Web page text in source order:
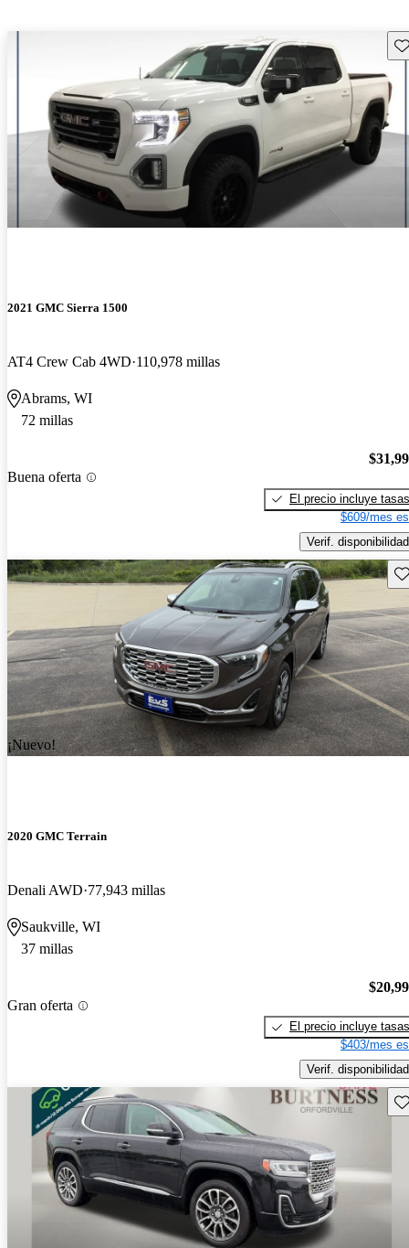
2021 GMC Sierra 1500
AT4 Crew Cab 4WD 110,978 millas
Abrams, WI
72 millas
Buena oferta
El precio incluye tasas
$609/mes
Verif. disponibilidad
¡Nuevo!
2020 GMC Terrain
Denali AWD 77,943 millas
Saukville, WI
37 millas
Gran oferta
El precio incluye tasas
$403/mes
Verif. disponibilidad